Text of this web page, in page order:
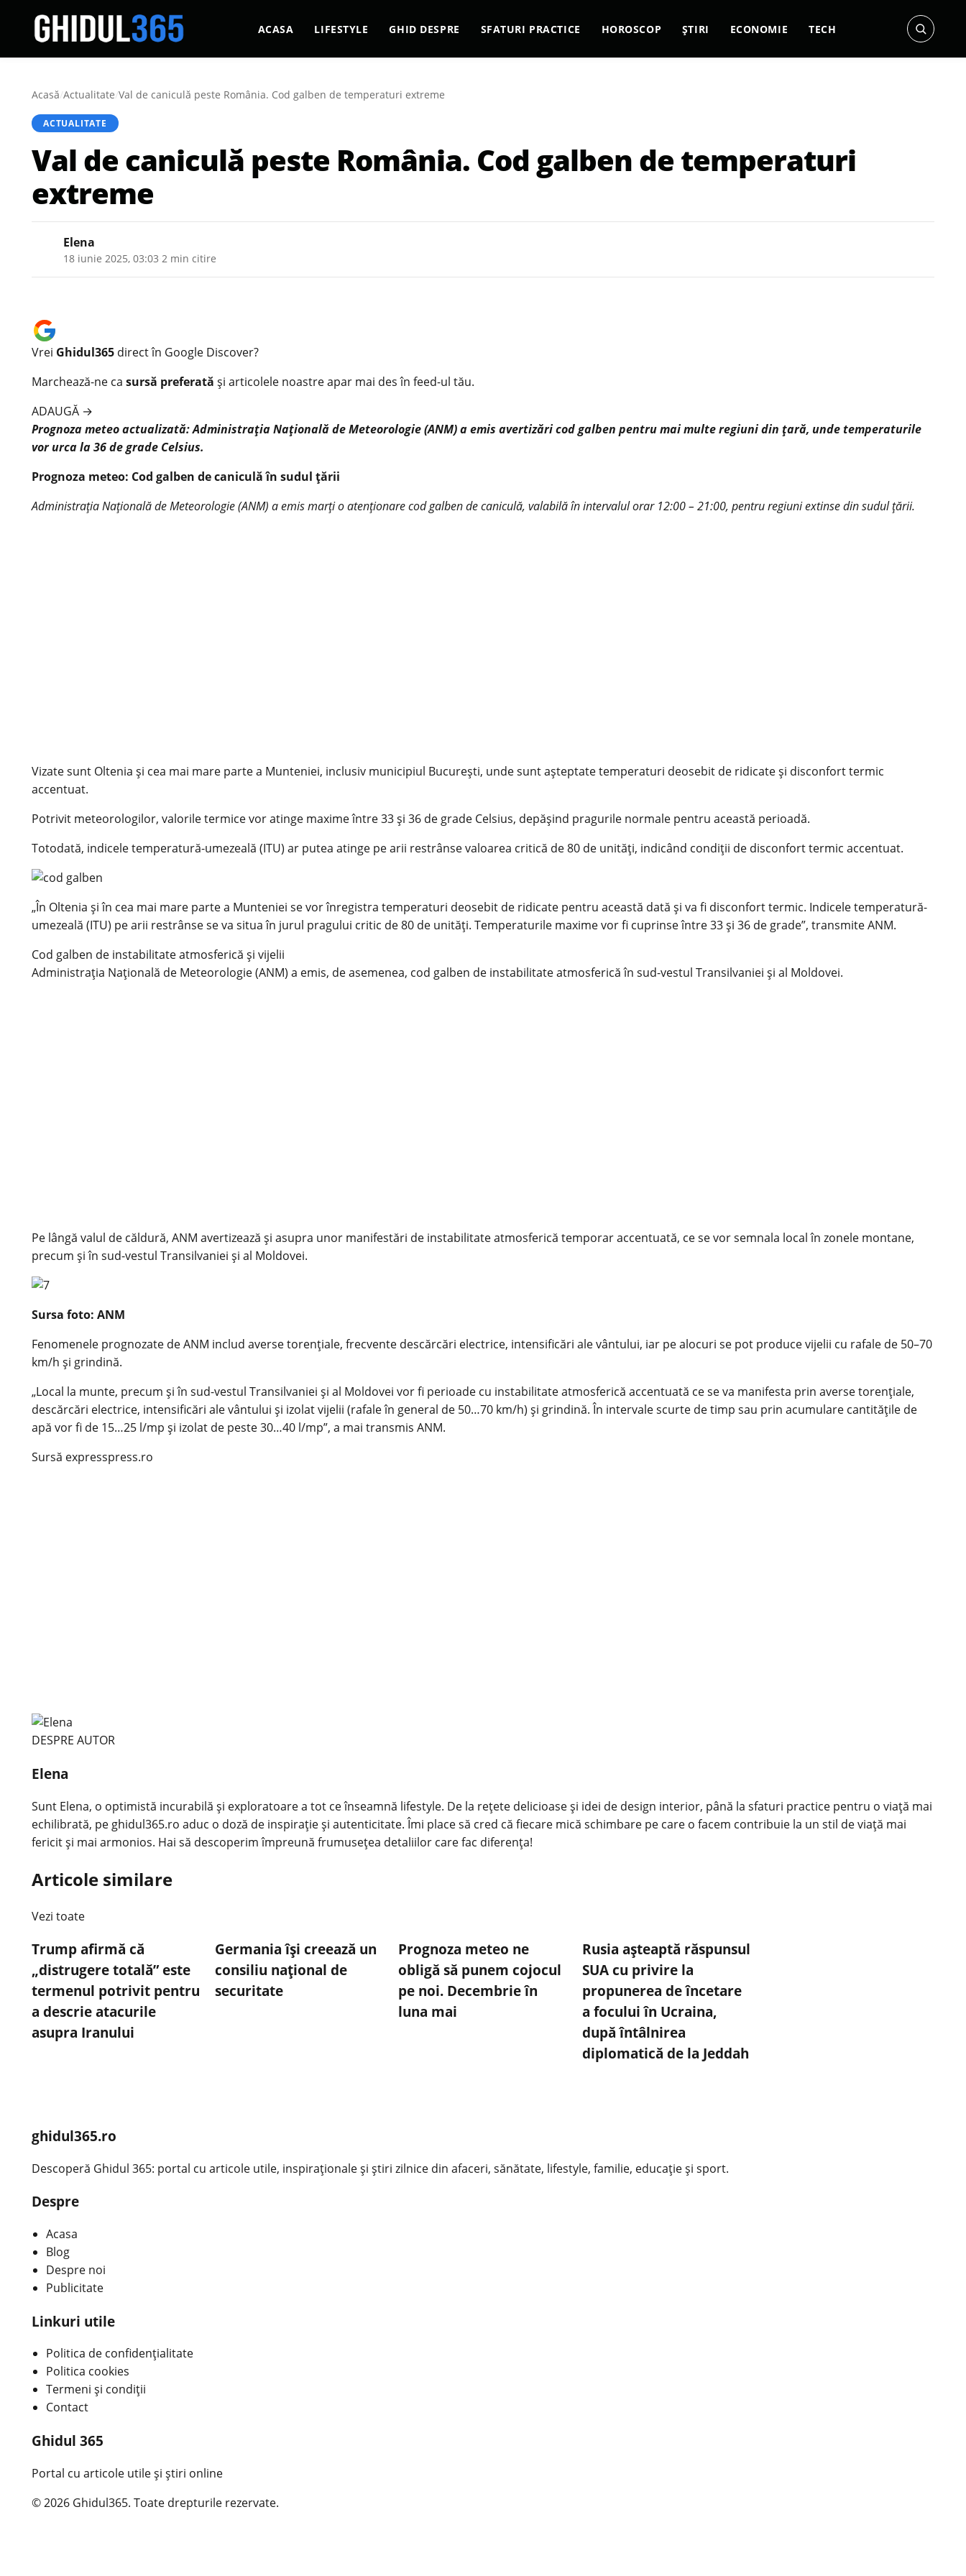
ACASA LIFESTYLE GHID DESPRE SFATURI PRACTICE HOROSCOP ȘTIRI ECONOMIE TECH
Acasă/Actualitate/Val de caniculă peste România. Cod galben de temperaturi extreme
ACTUALITATE
Val de caniculă peste România. Cod galben de temperaturi
extreme
Elena
18 iunie 2025, 03:03 2 min citire
Vrei Ghidul365 direct în Google Discover?
Marchează-ne ca sursă preferată și articolele noastre apar mai des în feed-ul tău.
ADAUGĂ →
Prognoza meteo actualizată: Administrația Națională de Meteorologie (ANM) a emis avertizări cod galben pentru mai multe regiuni din țară, unde temperaturile
vor urca la 36 de grade Celsius.
Prognoza meteo: Cod galben de caniculă în sudul țării
Administrația Națională de Meteorologie (ANM) a emis marți o atenționare cod galben de caniculă, valabilă în intervalul orar 12:00 – 21:00, pentru regiuni extinse din sudul țării.
Vizate sunt Oltenia și cea mai mare parte a Munteniei, inclusiv municipiul București, unde sunt așteptate temperaturi deosebit de ridicate și disconfort termic
accentuat.
Potrivit meteorologilor, valorile termice vor atinge maxime între 33 și 36 de grade Celsius, depășind pragurile normale pentru această perioadă.
Totodată, indicele temperatură-umezeală (ITU) ar putea atinge pe arii restrânse valoarea critică de 80 de unități, indicând condiții de disconfort termic accentuat.
„În Oltenia și în cea mai mare parte a Munteniei se vor înregistra temperaturi deosebit de ridicate pentru această dată și va fi disconfort termic. Indicele temperatură-
umezeală (ITU) pe arii restrânse se va situa în jurul pragului critic de 80 de unități. Temperaturile maxime vor fi cuprinse între 33 și 36 de grade”, transmite ANM.
Cod galben de instabilitate atmosferică și vijelii
Administrația Națională de Meteorologie (ANM) a emis, de asemenea, cod galben de instabilitate atmosferică în sud-vestul Transilvaniei și al Moldovei.
Pe lângă valul de căldură, ANM avertizează și asupra unor manifestări de instabilitate atmosferică temporar accentuată, ce se vor semnala local în zonele montane,
precum și în sud-vestul Transilvaniei și al Moldovei.
Sursa foto: ANM
Fenomenele prognozate de ANM includ averse torențiale, frecvente descărcări electrice, intensificări ale vântului, iar pe alocuri se pot produce vijelii cu rafale de 50–70
km/h și grindină.
„Local la munte, precum și în sud-vestul Transilvaniei și al Moldovei vor fi perioade cu instabilitate atmosferică accentuată ce se va manifesta prin averse torențiale,
descărcări electrice, intensificări ale vântului și izolat vijelii (rafale în general de 50…70 km/h) și grindină. În intervale scurte de timp sau prin acumulare cantitățile de
apă vor fi de 15…25 l/mp și izolat de peste 30…40 l/mp”, a mai transmis ANM.
Sursă expresspress.ro
DESPRE AUTOR
Elena
Sunt Elena, o optimistă incurabilă și exploratoare a tot ce înseamnă lifestyle. De la rețete delicioase și idei de design interior, până la sfaturi practice pentru o viață mai
echilibrată, pe ghidul365.ro aduc o doză de inspirație și autenticitate. Îmi place să cred că fiecare mică schimbare pe care o facem contribuie la un stil de viață mai
fericit și mai armonios. Hai să descoperim împreună frumusețea detaliilor care fac diferența!
Articole similare
Vezi toate
Trump afirmă că
„distrugere totală” este
termenul potrivit pentru
a descrie atacurile
asupra Iranului
Germania îşi creează un
consiliu naţional de
securitate
Prognoza meteo ne
obligă să punem cojocul
pe noi. Decembrie în
luna mai
Rusia așteaptă răspunsul
SUA cu privire la
propunerea de încetare
a focului în Ucraina,
după întâlnirea
diplomatică de la Jeddah
ghidul365.ro
Descoperă Ghidul 365: portal cu articole utile, inspiraționale și știri zilnice din afaceri, sănătate, lifestyle, familie, educație și sport.
Despre
Acasa
Blog
Despre noi
Publicitate
Linkuri utile
Politica de confidențialitate
Politica cookies
Termeni și condiții
Contact
Ghidul 365
Portal cu articole utile și știri online
© 2026 Ghidul365. Toate drepturile rezervate.